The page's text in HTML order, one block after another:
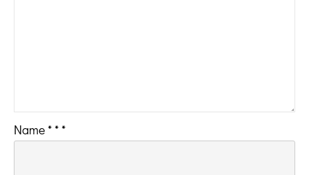
Name * * *